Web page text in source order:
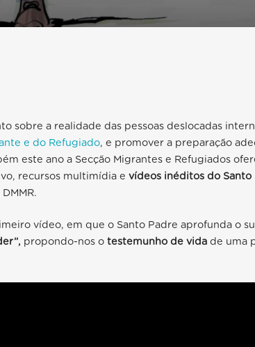
sobre a realidade das pessoas deslocadas
e do Refugiado, e promover a preparação
este ano a Secção Migrantes e Refugiados
recursos multimídia e vídeos inéditos do
vídeo, em que o Santo Padre aprofunda o
propondo-nos o testemunho de vida de uma